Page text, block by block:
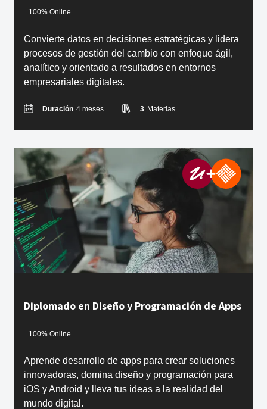
100% Online
Convierte datos en decisiones estratégicas y lidera
procesos de gestión del cambio con enfoque ágil,
analítico y orientado a resultados en entornos
empresariales digitales.
Duración 4 meses 3 Materias
Diplomado en Diseño y Programación de Apps
100% Online
Aprende desarrollo de apps para crear soluciones
innovadoras, domina diseño y programación para
iOS y Android y lleva tus ideas a la realidad del
mundo digital.